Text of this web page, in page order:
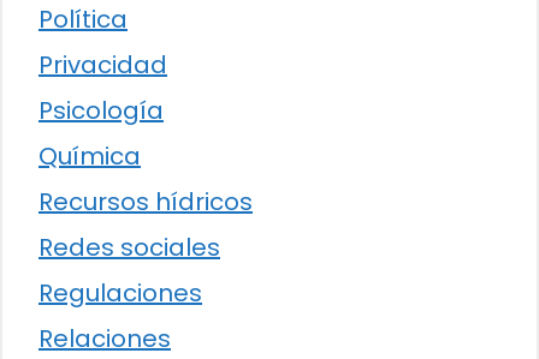
Política
Privacidad
Psicología
Química
Recursos hídricos
Redes sociales
Regulaciones
Relaciones